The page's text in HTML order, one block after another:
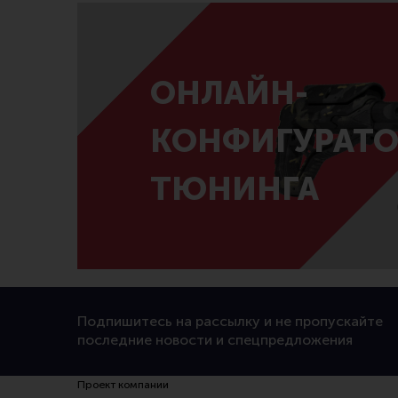
ОНЛАЙН-
ТЮНИНГА
Подпишитесь на рассылку и не пропускайте
последние новости и спецпредложения
Проект компании